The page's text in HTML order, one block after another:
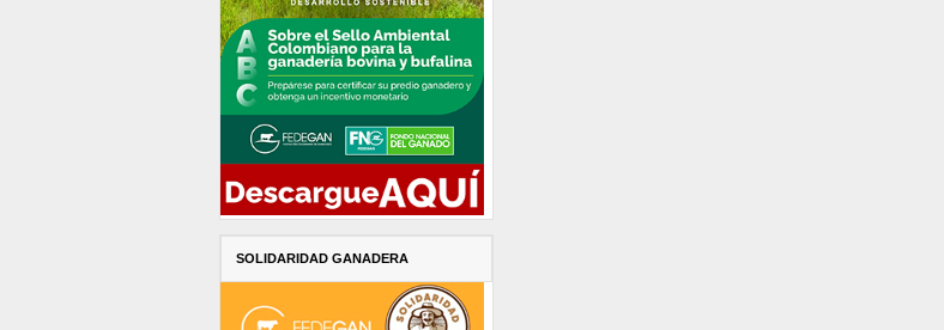
SOLIDARIDAD GANADERA